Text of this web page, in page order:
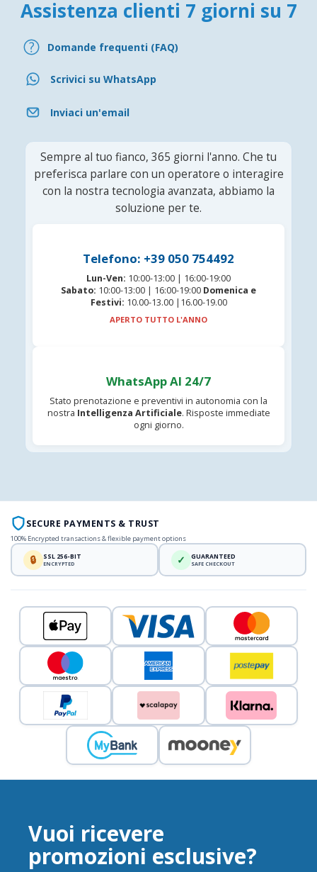
Assistenza clienti 7 giorni su 7
Domande frequenti (FAQ)
Scrivici su WhatsApp
Inviaci un'email
Sempre al tuo fianco, 365 giorni l'anno. Che tu
preferisca parlare con un operatore o interagire
con la nostra tecnologia avanzata, abbiamo la
soluzione per te.
Telefono: +39 050 754492
Lun-Ven: 10:00-13:00 | 16:00-19:00
Sabato: 10:00-13:00 | 16:00-19:00 Domenica e
Festivi: 10.00-13.00 |16.00-19.00
APERTO TUTTO L'ANNO
WhatsApp AI 24/7
Stato prenotazione e preventivi in autonomia con la
nostra Intelligenza Artificiale. Risposte immediate
ogni giorno.
SECURE PAYMENTS & TRUST
100% Encrypted transactions & flexible payment options
🔒 SSL 256-BIT
ENCRYPTED ✓ GUARANTEED
SAFE CHECKOUT
Vuoi ricevere
promozioni esclusive?